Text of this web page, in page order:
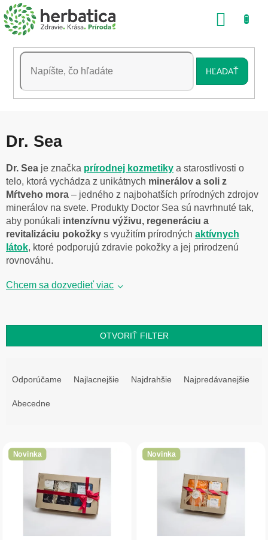
Prejsť
na
obsah
HĽADAŤ
Dr. Sea
Dr. Sea je značka prírodnej kozmetiky a starostlivosti o
telo, ktorá vychádza z unikátnych minerálov a soli z
Mŕtveho mora – jedného z najbohatších prírodných zdrojov
minerálov na svete. Produkty Doctor Sea sú navrhnuté tak,
aby ponúkali intenzívnu výživu, regeneráciu a
revitalizáciu pokožky s využitím prírodných aktívnych
látok, ktoré podporujú zdravie pokožky a jej prirodzenú
rovnováhu.
Chcem sa dozvedieť viac
OTVORIŤ FILTER
p
Odporúčame Najlacnejšie Najdrahšie Najpredávanejšie
Abecedne
ý Novinka Novinka